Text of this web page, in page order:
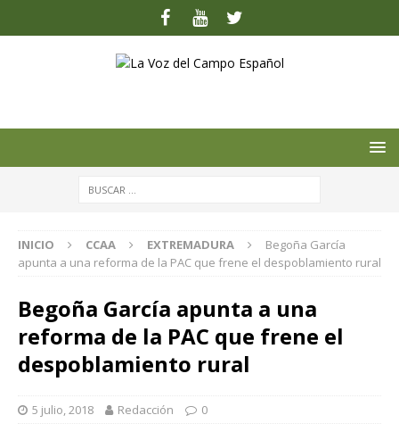
INICIO CCAA EXTREMADURA
Begoña García
apunta a una reforma de la PAC que frene el despoblamiento rural
Begoña García apunta a una
reforma de la PAC que frene el
despoblamiento rural
5 julio, 2018 Redacción 0